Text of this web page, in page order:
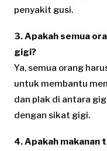
penyakit gusi.
3. Apakah semua
gigi?
Ya, semua orang
untuk membantu
dan plak di antara
dengan sikat gigi.
4. Apakah